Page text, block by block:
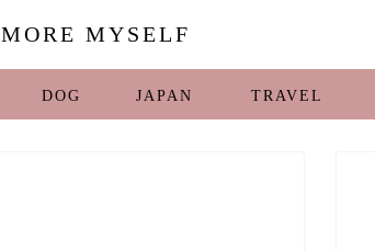
MORE MYSELF
DOG JAPAN TRAVEL